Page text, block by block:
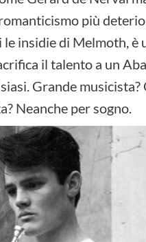
più
insidie di Melmoth, è
il talento a un
Grande musicista?
Neanche per sogno.